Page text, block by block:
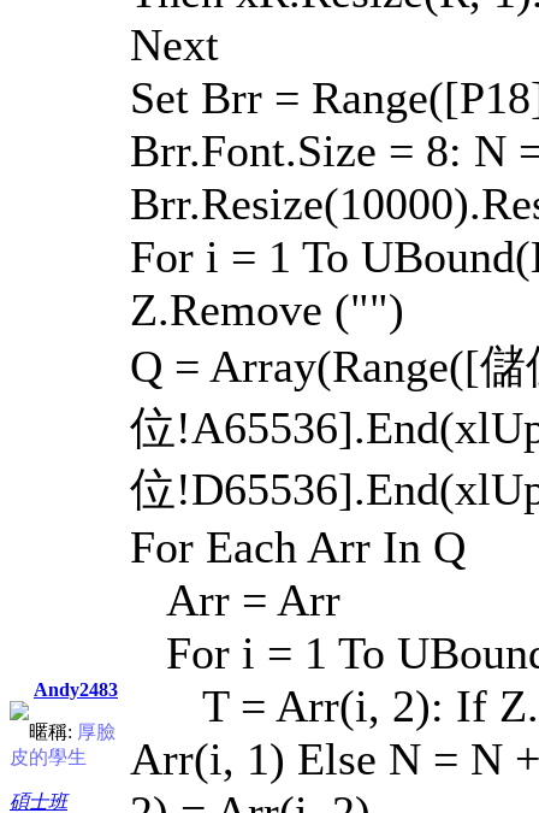
Andy2483
暱稱: 厚臉
皮的學生
碩士班
Next
Set Brr =
Brr.Font.Size = 8: N
For i = 1 To
Z.Remove ("")
Q = Array(Range([
位
位
For Each Arr In Q
Arr = Arr
For i = 1 To
T = Arr(i, 2): If
Arr(i, 1) Else N = N